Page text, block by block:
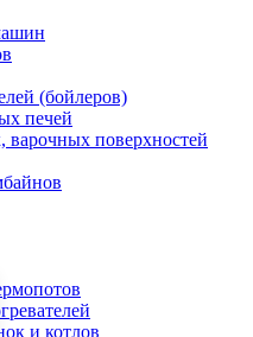
(бойлеров)
печей
варочных поверхностей
и котлов